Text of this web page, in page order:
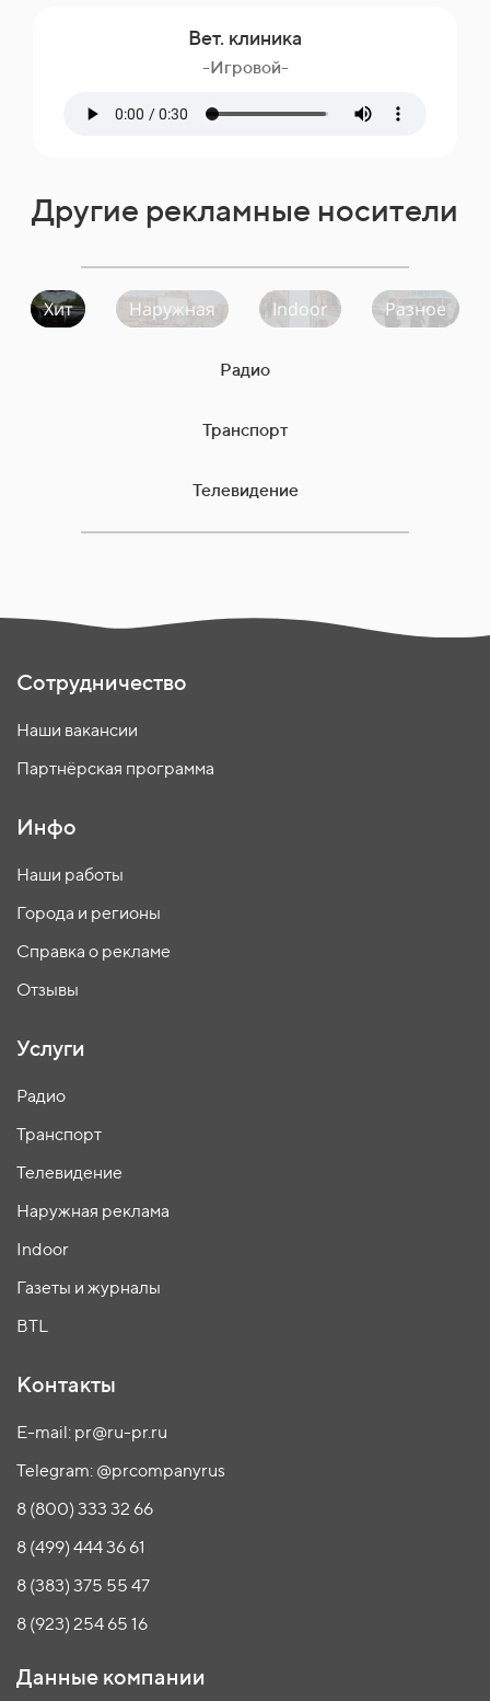
Вет. клиника
-Игровой-
Другие рекламные носители
Хит Наружная Indoor Разное
Радио
Транспорт
Телевидение
Сотрудничество
Наши вакансии
Партнёрская программа
Инфо
Наши работы
Города и регионы
Справка о рекламе
Отзывы
Услуги
Радио
Транспорт
Телевидение
Наружная реклама
Indoor
Газеты и журналы
BTL
Контакты
E-mail: pr@ru-pr.ru
Telegram: @prcompanyrus
8 (800) 333 32 66
8 (499) 444 36 61
8 (383) 375 55 47
8 (923) 254 65 16
Данные компании